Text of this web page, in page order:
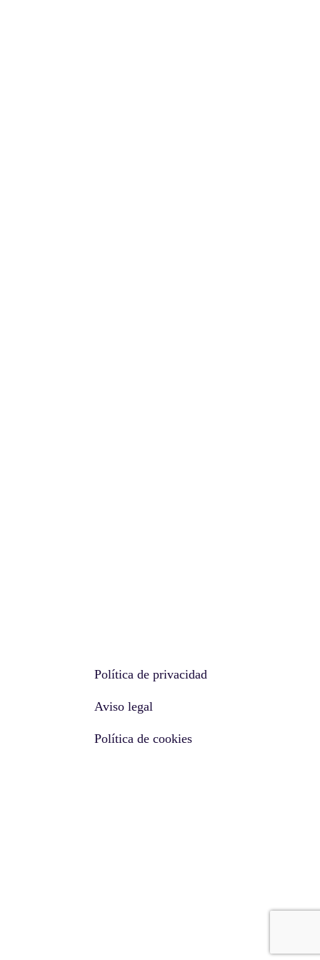
Política de privacidad
Aviso legal
Política de cookies